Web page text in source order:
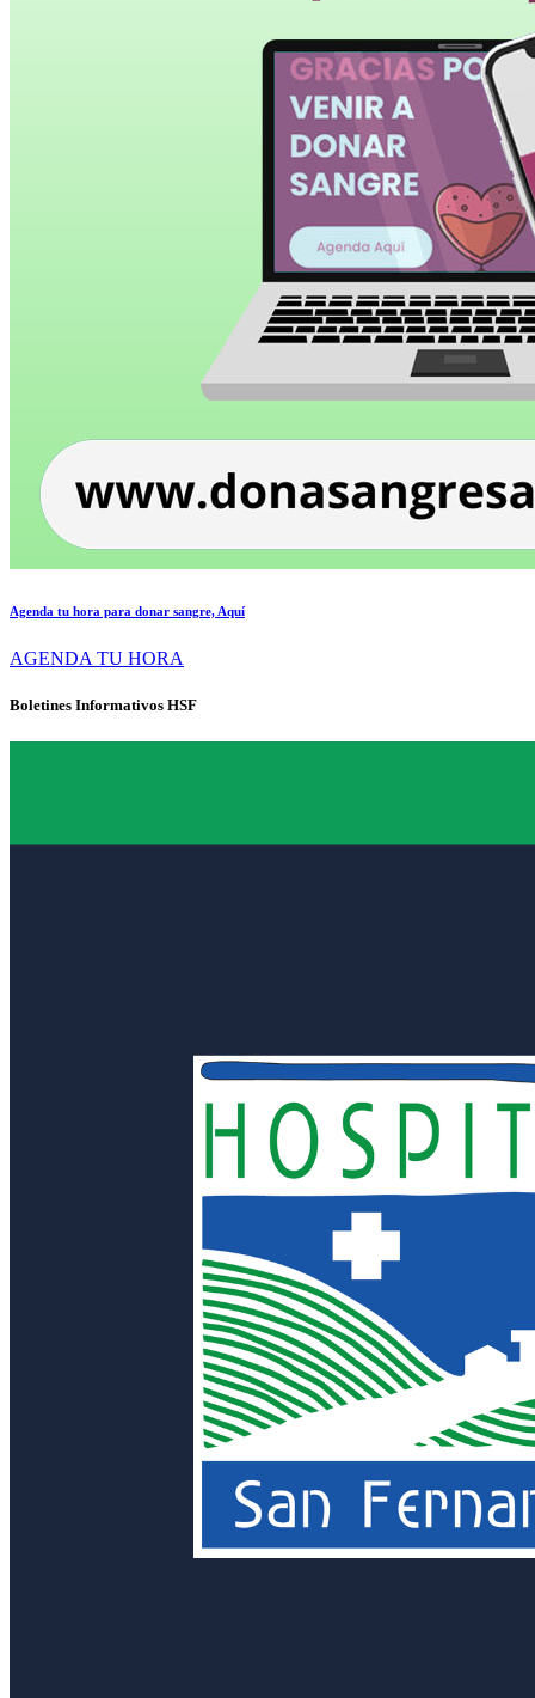
Agenda tu hora para donar sangre, Aquí
AGENDA TU HORA
Boletines Informativos HSF